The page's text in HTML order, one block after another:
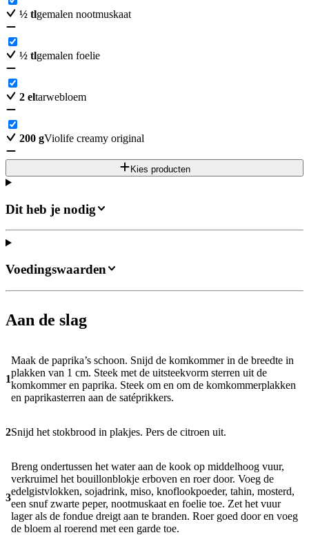
½ tlgemalen nootmuskaat
½ tlgemalen foelie
2 eltarwebloem
200 gViolife creamy original
Kies producten
Dit heb je nodig
Aan de slag
1
Maak de paprika’s schoon. Snijd de komkommer in de breedte in
plakken van 1 cm. Steek met de uitsteekvorm sterren uit de
komkommer en paprika. Steek om en om de komkommerplakken
en paprikasterren aan de satéprikkers.
2Snijd het stokbrood in plakjes. Pers de citroen uit.
3
Breng ondertussen het water aan de kook op middelhoog vuur,
verkruimel het bouillonblokje erboven en roer door. Voeg de
edelgistvlokken, sojadrink, miso, knoflookpoeder, tahin, mosterd,
een snuf zwarte peper, nootmuskaat en foelie toe. Zet het vuur
lager als de fondue dreigt aan te branden. Roer goed door en voeg
de bloem al roerend met een garde toe.
Voedingswaarden